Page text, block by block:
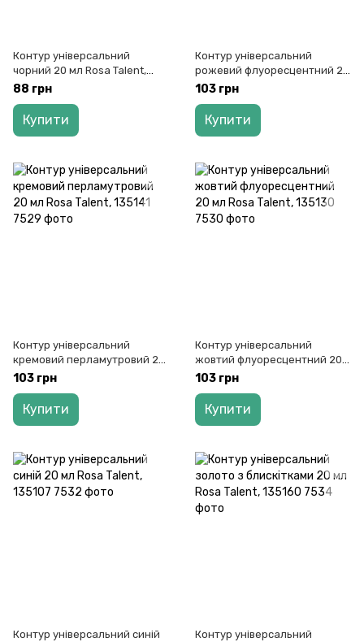
Контур універсальний
чорний 20 мл Rosa Talent,
135110
88 грн
Купити
Контур універсальний
рожевий флуоресцентний 20
мл Rosa Talent, 135132
103 грн
Купити
Контур універсальний
кремовий перламутровий 20
мл Rosa Talent, 135141
103 грн
Купити
Контур універсальний
жовтий флуоресцентний 20
мл Rosa Talent, 135130
103 грн
Купити
Контур універсальний синій
Контур універсальний